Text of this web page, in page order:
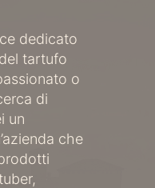
dedicato
tartufo
o
di
un
che